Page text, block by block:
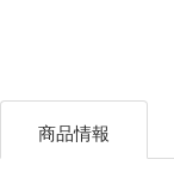
商品情報